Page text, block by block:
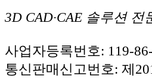
3D CAD·CAE 솔루션
사업자등록번호: 119-
통신판매신고번호: 제